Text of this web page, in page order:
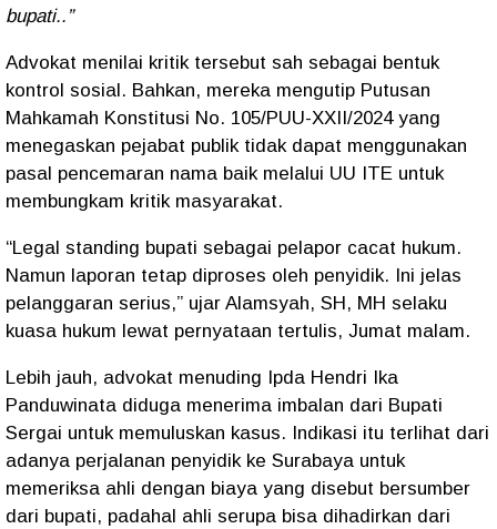
bupati..”
Advokat menilai kritik tersebut sah sebagai bentuk
kontrol sosial. Bahkan, mereka mengutip Putusan
Mahkamah Konstitusi No. 105/PUU-XXII/2024 yang
menegaskan pejabat publik tidak dapat menggunakan
pasal pencemaran nama baik melalui UU ITE untuk
membungkam kritik masyarakat.
“Legal standing bupati sebagai pelapor cacat hukum.
Namun laporan tetap diproses oleh penyidik. Ini jelas
pelanggaran serius,” ujar Alamsyah, SH, MH selaku
kuasa hukum lewat pernyataan tertulis, Jumat malam.
Lebih jauh, advokat menuding Ipda Hendri Ika
Panduwinata diduga menerima imbalan dari Bupati
Sergai untuk memuluskan kasus. Indikasi itu terlihat dari
adanya perjalanan penyidik ke Surabaya untuk
memeriksa ahli dengan biaya yang disebut bersumber
dari bupati, padahal ahli serupa bisa dihadirkan dari